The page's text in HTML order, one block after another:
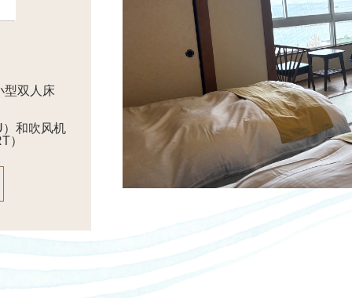
型双人床
和吹风机
）